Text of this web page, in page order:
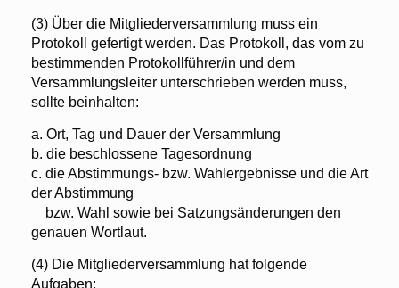
(3) Über die Mitgliederversammlung muss ein
Protokoll gefertigt werden. Das Protokoll, das vom zu
bestimmenden Protokollführer/in und dem
Versammlungsleiter unterschrieben werden muss,
sollte beinhalten:
a. Ort, Tag und Dauer der Versammlung
b. die beschlossene Tagesordnung
c. die Abstimmungs- bzw. Wahlergebnisse und die Art
der Abstimmung
bzw. Wahl sowie bei Satzungsänderungen den
genauen Wortlaut.
(4) Die Mitgliederversammlung hat folgende
Aufgaben: